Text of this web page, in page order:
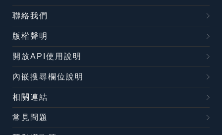
聯絡我們
版權聲明
開放API使用說明
內嵌搜尋欄位說明
相關連結
常見問題